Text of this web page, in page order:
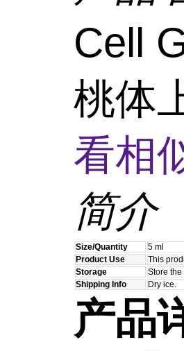
Cell
桃体
看相
简介
Size/Quantity
5 ml
Product Use
This
Storage
Store
Shipping Info
Dry ice.
产品